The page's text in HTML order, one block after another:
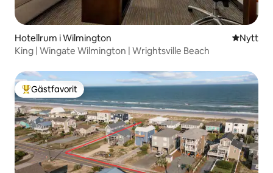
Hotellrum i Wilmington NyttNytt
King | Wingate Wilmington | Wrightsville Beach
Populär gästfavorit
Gästfavorit